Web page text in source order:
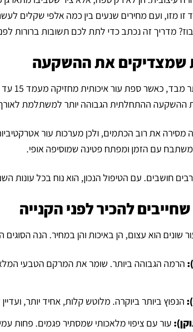
זו מזו, ועם מחירים שנעים בין כמה אלפי שקלים
מדריך זה נכתב כדי לתת לכם תשובות ברורות
שמצדיקים את ההשקעה
ההתחלתית הגבוהה יותר למשתלמת
מסירה את רוב הכתמים, ולכן מערכות עור
עם הזמן ומפתח פטינה שמוסיפה אופי.
חושבים. עם הטיפול הנכון, הוא נוח בכל עונות
להכיר לפני הקנייה
שונים הוא עצום, הן באיכות והן במחיר. הנה
הרמה הגבוהה ביותר. שומר את המרקם הטבעי
הנפוץ ביותר ביוקרה. מלוטש קלות, אחיד יותר,
עור עם ציפוי מלאכותי שמסתיר פגמים. פחות